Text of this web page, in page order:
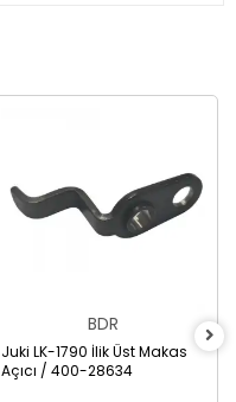
BDR
Juki LK-1790 İlik Üst Makas
Açıcı / 400-28634